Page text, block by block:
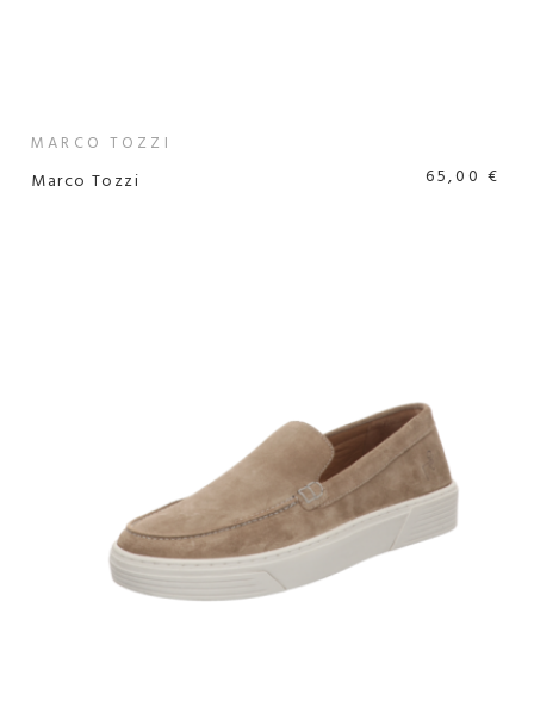
MARCO TOZZI
Marco Tozzi 65,00 €